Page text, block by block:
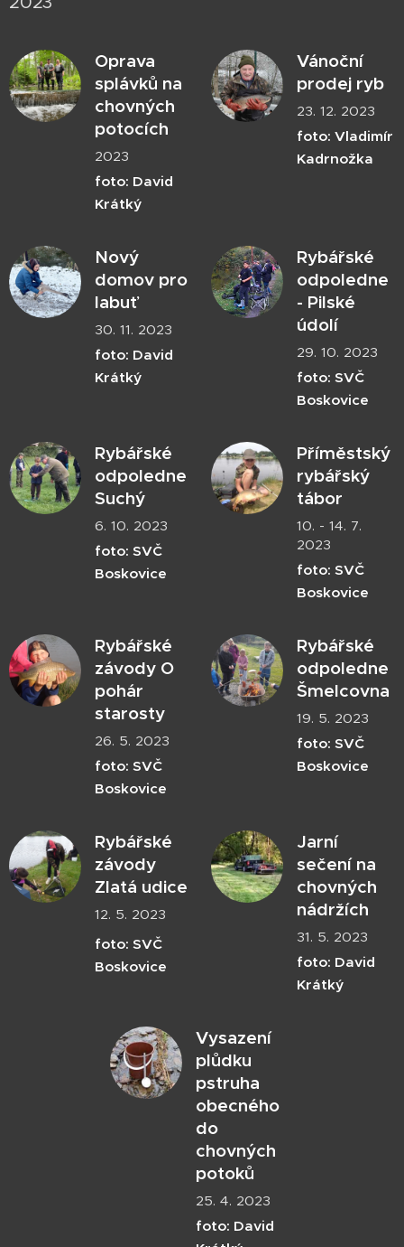
Oprava
splávků na
chovných
potocích
2023
foto: David
Krátký
Vánoční
prodej ryb
23. 12. 2023
foto: Vladimír
Kadrnožka
Nový
domov pro
labuť
30. 11. 2023
foto: David
Krátký
Rybářské
odpoledne
- Pilské
údolí
29. 10. 2023
foto: SVČ
Boskovice
Rybářské
odpoledne
Suchý
6. 10. 2023
foto: SVČ
Boskovice
Příměstský
rybářský
tábor
10. - 14. 7.
2023
foto: SVČ
Boskovice
Rybářské
závody O
pohár
starosty
26. 5. 2023
foto: SVČ
Boskovice
Rybářské
odpoledne
Šmelcovna
19. 5. 2023
foto: SVČ
Boskovice
Rybářské
závody
Zlatá udice
12. 5. 2023
foto: SVČ
Boskovice
Jarní
sečení na
chovných
nádržích
31. 5. 2023
foto: David
Krátký
Vysazení
plůdku
pstruha
obecného
do
chovných
potoků
25. 4. 2023
foto: David